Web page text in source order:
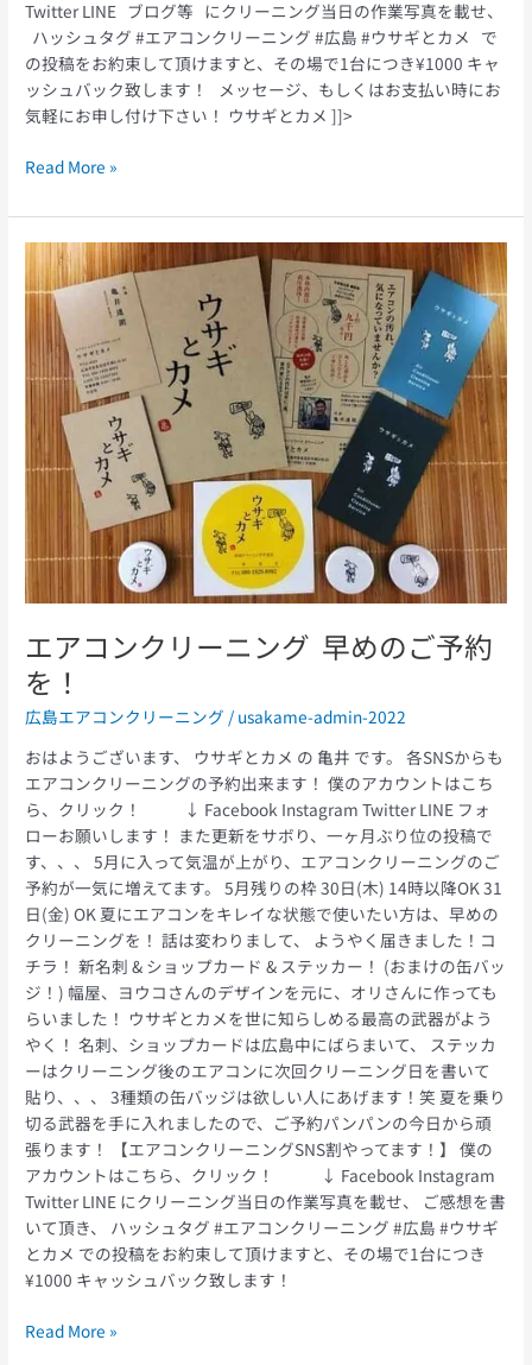
Twitter LINE ブログ等 にクリーニング当日の作業写真を載せ、
ハッシュタグ #エアコンクリーニング #広島 #ウサギとカメ で
の投稿をお約束して頂けますと、その場で1台につき¥1000 キャ
ッシュバック致します！ メッセージ、もしくはお支払い時にお
気軽にお申し付け下さい！ ウサギとカメ ]]>
Read More »
エアコンクリーニング 早めのご予約
を！
広島エアコンクリーニング / usakame-admin-2022
おはようございます、 ウサギとカメ の 亀井 です。 各SNSからも
エアコンクリーニングの予約出来ます！ 僕のアカウントはこち
ら、クリック！ ↓ Facebook Instagram Twitter LINE フォ
ローお願いします！ また更新をサボり、一ヶ月ぶり位の投稿で
す、、、 5月に入って気温が上がり、エアコンクリーニングのご
予約が一気に増えてます。 5月残りの枠 30日(木) 14時以降OK 31
日(金) OK 夏にエアコンをキレイな状態で使いたい方は、早めの
クリーニングを！ 話は変わりまして、 ようやく届きました！コ
チラ！ 新名刺 & ショップカード & ステッカー！ (おまけの缶バッ
ジ！) 幅屋、ヨウコさんのデザインを元に、オリさんに作っても
らいました！ ウサギとカメを世に知らしめる最高の武器がよう
やく！ 名刺、ショップカードは広島中にばらまいて、 ステッカ
ーはクリーニング後のエアコンに次回クリーニング日を書いて
貼り、、、 3種類の缶バッジは欲しい人にあげます！笑 夏を乗り
切る武器を手に入れましたので、ご予約パンパンの今日から頑
張ります！ 【エアコンクリーニングSNS割やってます！】 僕の
アカウントはこちら、クリック！ ↓ Facebook Instagram
Twitter LINE にクリーニング当日の作業写真を載せ、 ご感想を書
いて頂き、 ハッシュタグ #エアコンクリーニング #広島 #ウサギ
とカメ での投稿をお約束して頂けますと、その場で1台につき
¥1000 キャッシュバック致します！
ア
コ
ク
リ
ー
ニ
ン
の
ご
約
を！
Read More »